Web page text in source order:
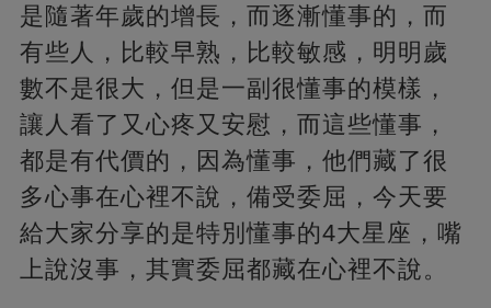
是隨著年歲的增長，而逐漸懂事的，而
有些人，比較早熟，比較敏感，明明歲
數不是很大，但是一副很懂事的模樣，
讓人看了又心疼又安慰，而這些懂事，
都是有代價的，因為懂事，他們藏了很
多心事在心裡不說，備受委屈，今天要
給大家分享的是特別懂事的4大星座，嘴
上說沒事，其實委屈都藏在心裡不說。